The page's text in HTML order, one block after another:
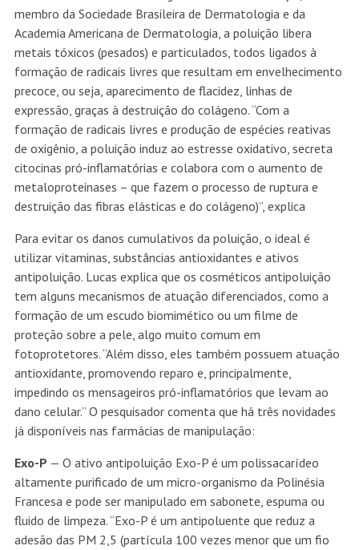
membro da Sociedade Brasileira de Dermatologia e da
Academia Americana de Dermatologia, a poluição libera
metais tóxicos (pesados) e particulados, todos ligados à
formação de radicais livres que resultam em envelhecimento
precoce, ou seja, aparecimento de flacidez, linhas de
expressão, graças à destruição do colágeno. “Com a
formação de radicais livres e produção de espécies reativas
de oxigênio, a poluição induz ao estresse oxidativo, secreta
citocinas pró-inflamatórias e colabora com o aumento de
metaloproteinases – que fazem o processo de ruptura e
destruição das fibras elásticas e do colágeno)”, explica
Para evitar os danos cumulativos da poluição, o ideal é
utilizar vitaminas, substâncias antioxidantes e ativos
antipoluição. Lucas explica que os cosméticos antipoluição
tem alguns mecanismos de atuação diferenciados, como a
formação de um escudo biomimético ou um filme de
proteção sobre a pele, algo muito comum em
fotoprotetores. “Além disso, eles também possuem atuação
antioxidante, promovendo reparo e, principalmente,
impedindo os mensageiros pró-inflamatórios que levam ao
dano celular.” O pesquisador comenta que há três novidades
já disponíveis nas farmácias de manipulação:
Exo-P — O ativo antipoluição Exo-P é um polissacarídeo
altamente purificado de um micro-organismo da Polinésia
Francesa e pode ser manipulado em sabonete, espuma ou
fluido de limpeza. “Exo-P é um antipoluente que reduz a
adesão das PM 2,5 (partícula 100 vezes menor que um fio